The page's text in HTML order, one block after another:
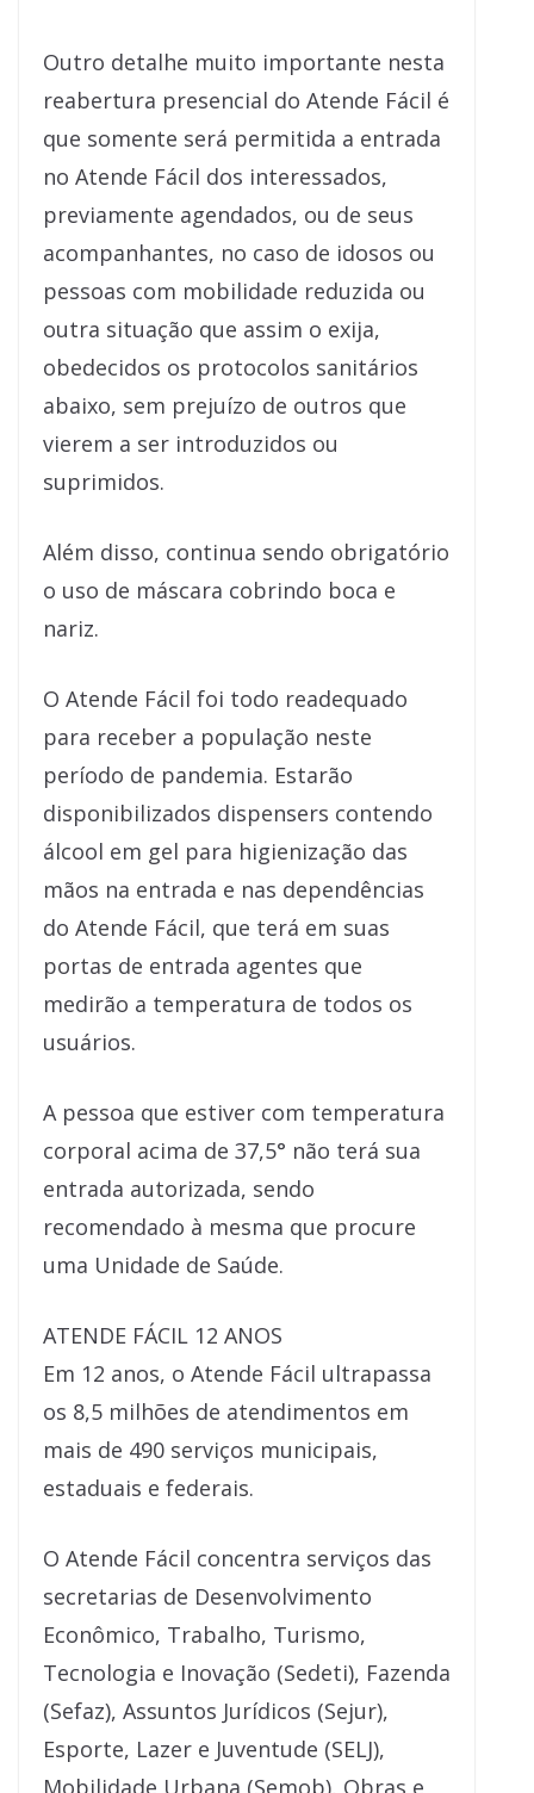
Outro detalhe muito importante nesta
reabertura presencial do Atende Fácil é
que somente será permitida a entrada
no Atende Fácil dos interessados,
previamente agendados, ou de seus
acompanhantes, no caso de idosos ou
pessoas com mobilidade reduzida ou
outra situação que assim o exija,
obedecidos os protocolos sanitários
abaixo, sem prejuízo de outros que
vierem a ser introduzidos ou
suprimidos.
Além disso, continua sendo obrigatório
o uso de máscara cobrindo boca e
nariz.
O Atende Fácil foi todo readequado
para receber a população neste
período de pandemia. Estarão
disponibilizados dispensers contendo
álcool em gel para higienização das
mãos na entrada e nas dependências
do Atende Fácil, que terá em suas
portas de entrada agentes que
medirão a temperatura de todos os
usuários.
A pessoa que estiver com temperatura
corporal acima de 37,5° não terá sua
entrada autorizada, sendo
recomendado à mesma que procure
uma Unidade de Saúde.
ATENDE FÁCIL 12 ANOS
Em 12 anos, o Atende Fácil ultrapassa
os 8,5 milhões de atendimentos em
mais de 490 serviços municipais,
estaduais e federais.
O Atende Fácil concentra serviços das
secretarias de Desenvolvimento
Econômico, Trabalho, Turismo,
Tecnologia e Inovação (Sedeti), Fazenda
(Sefaz), Assuntos Jurídicos (Sejur),
Esporte, Lazer e Juventude (SELJ),
Mobilidade Urbana (Semob), Obras e